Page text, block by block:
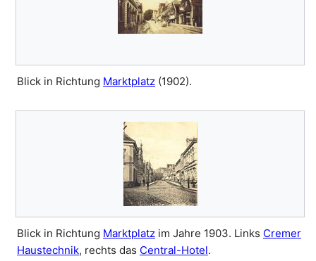
Blick in Richtung Marktplatz (1902).
Blick in Richtung Marktplatz im Jahre 1903. Links Cremer
Haustechnik, rechts das Central-Hotel.